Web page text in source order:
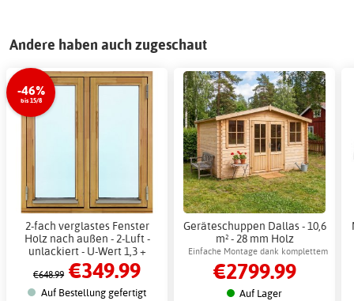
Andere haben auch zugeschaut
-46%
bis 15/8
2-fach verglastes Fenster
Holz nach außen - 2-Luft -
unlackiert - U-Wert 1,3 +
Antriebsriemen
€648.99 €349.99
Auf Bestellung gefertigt
Geräteschuppen Dallas - 10,6
m² - 28 mm Holz
Einfache Montage dank komplettem
Bausatz
€2799.99
Auf Lager